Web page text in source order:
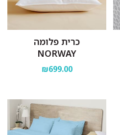
כרית פלומה
NORWAY
₪699.00